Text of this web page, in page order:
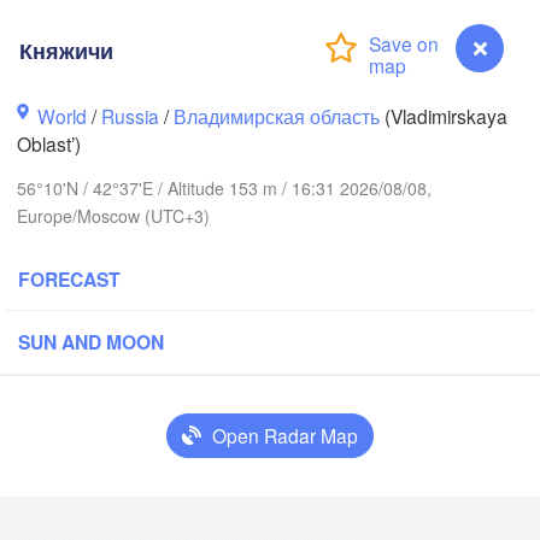
Княжичи
World /Russia /Владимирская область (Vladimirskaya
Oblast’)
56°10'N / 42°37'E / Altitude 153 m / 16:31 2026/08/08,
Europe/Moscow (UTC+3)
FORECAST
SUN AND MOON
Open Radar Map
Ярославль
Вологда
(Vologda)